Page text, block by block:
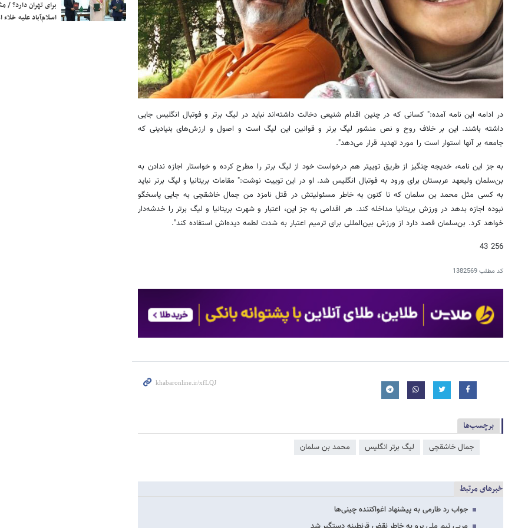
در ادامه این نامه آمده:" کسانی که در چنین اقدام شنیعی دخالت داشته‌اند نباید در لیگ برتر و فوتبال انگلیس جایی
داشته باشند. این بر خلاف روح و نص منشور لیگ برتر و قوانین این لیگ است و اصول و ارزش‌های بنیادینی که
جامعه بر آنها استوار است را مورد تهدید قرار می‌دهد".
به جز این نامه، خدیجه چنگیز از طریق توییتر هم درخواست خود از لیگ برتر را مطرح کرده و خواستار اجازه ندادن به
بن‌سلمان ولیعهد عربستان برای ورود به فوتبال انگلیس شد. او در این توییت نوشت:" مقامات بریتانیا و لیگ برتر نباید
به کسی مثل محمد بن سلمان که تا کنون به خاطر مسئولیتش در قتل نامزد من جمال خاشقچی به جایی پاسخگو
نبوده اجازه بدهد در ورزش بریتانیا مداخله کند. هر اقدامی به جز این، اعتبار و شهرت بریتانیا و لیگ برتر را خدشه‌دار
خواهد کرد. بن‌سلمان قصد دارد از ورزش بین‌المللی برای ترمیم اعتبار به شدت لطمه دیده‌اش استفاده کند".
256 43
کد مطلب1382569
برچسب‌ها
جمال خاشقچی لیگ برتر انگلیس محمد بن سلمان
خبرهای مرتبط
جواب رد طارمی به پیشنهاد اغواکننده چینی‌ها
برای تهران دارد؟ /
اسلام‌آباد علیه